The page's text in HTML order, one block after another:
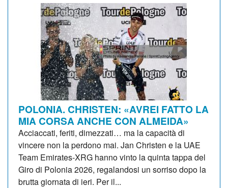
POLONIA. CHRISTEN: «AVREI FATTO LA
MIA CORSA ANCHE CON ALMEIDA»
Acciaccati, feriti, dimezzati… ma la capacità di
vincere non la perdono mai. Jan Christen e la UAE
Team Emirates-XRG hanno vinto la quinta tappa del
Giro di Polonia 2026, regalandosi un sorriso dopo la
brutta giornata di ieri. Per il...